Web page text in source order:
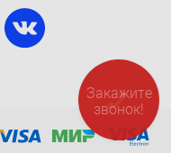
Закажите
звонок!